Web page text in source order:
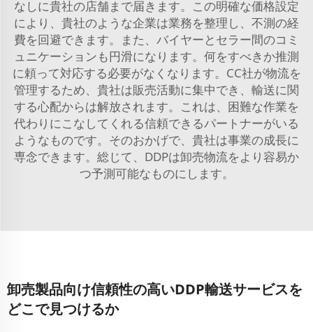
なしに貴社の店舗まで届きます。この明確な価格設定
により、貴社のような企業は業務を整理し、不測の経
費を回避できます。また、バイヤーとセラー間のコミ
ュニケーションも円滑になります。何をすべきか推測
に頼って対応する必要がなくなります。CC社が物流を
管理するため、貴社は販売活動に集中でき、輸送に関
する心配からは解放されます。これは、困難な作業を
代わりにこなしてくれる信頼できるパートナーがいる
ようなものです。そのおかげで、貴社は事業の成長に
専念できます。総じて、DDPは卸売物流をより容易か
つ予測可能なものにします。
卸売製品向け信頼性の高いDDP輸送サービスを
どこで見つけるか